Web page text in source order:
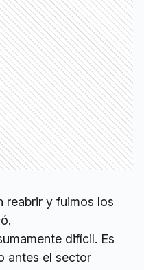
reabrir y fuimos los
difícil. Es
antes el sector